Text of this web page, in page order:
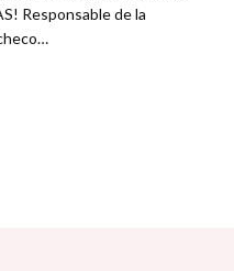
Responsable de la